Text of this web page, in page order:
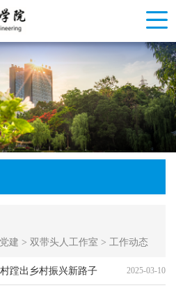
建 > 双带头人工作室 > 工作动态
蹚出乡村振兴新路子 2025-03-10